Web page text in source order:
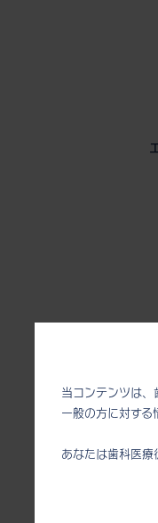
当コンテンツは、
一般の方に対する
あなたは歯科医療